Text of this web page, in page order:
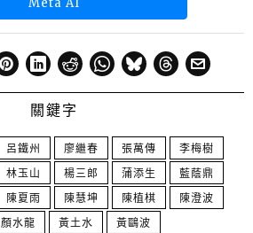
Meta AI
關鍵字
呂鐵州 廖繼春 張萬傳
李梅樹
林玉山 楊三郎 蒲添生
藍蔭鼎
陳夏雨 陳慧坤 陳植棋
陳澄波
顏水龍 黃土水 黃鷗波